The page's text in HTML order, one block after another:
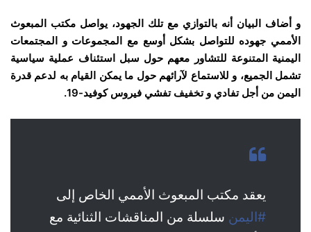
و أضاف البيان أنه بالتوازي مع تلك الجهود، يواصل مكتب المبعوث
الأممي جهوده للتواصل بشكل أوسع مع المجموعات و المجتمعات
اليمنية المتنوعة للتشاور معهم حول سبل استئناف عملية سياسية
تشمل الجميع، و للاستماع لآرائهم حول ما يمكن القيام به لدعم قدرة
اليمن من أجل تفادي و تخفيف تفشي فيروس كوفيد-19.
يعقد مكتب المبعوث الأممي الخاص إلى
#اليمن سلسلة من المناقشات الثنائية مع